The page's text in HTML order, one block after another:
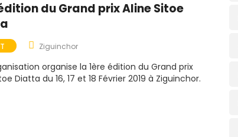
du Grand prix Aline Sitoe
Ziguinchor
organise la 1ère édition du Grand prix
Diatta du 16, 17 et 18 Février 2019 à Ziguinchor.